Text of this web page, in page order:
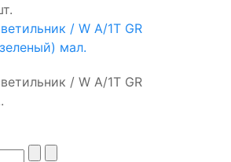
/ W A/1T GR
мал.
/ W A/1T GR